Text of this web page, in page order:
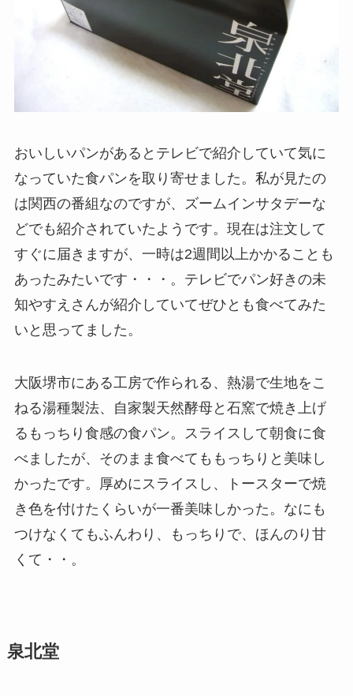
おいしいパンがあるとテレビで紹介していて気に
なっていた食パンを取り寄せました。私が見たの
は関西の番組なのですが、ズームインサタデーな
どでも紹介されていたようです。現在は注文して
すぐに届きますが、一時は2週間以上かかることも
あったみたいです・・・。テレビでパン好きの未
知やすえさんが紹介していてぜひとも食べてみた
いと思ってました。
大阪堺市にある工房で作られる、熱湯で生地をこ
ねる湯種製法、自家製天然酵母と石窯で焼き上げ
るもっちり食感の食パン。スライスして朝食に食
べましたが、そのまま食べてももっちりと美味し
かったです。厚めにスライスし、トースターで焼
き色を付けたくらいが一番美味しかった。なにも
つけなくてもふんわり、もっちりで、ほんのり甘
くて・・。
泉北堂